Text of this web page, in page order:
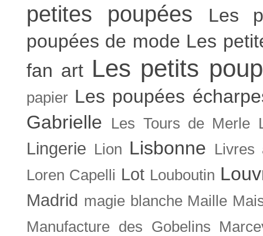
petites poupées
Les
poupées de mode Les
fan art Les petits
papier Les poupées
Gabrielle
Les Tours de Merle
Lingerie Lion Lisbonne
Livres
Loren Capelli Lot Louboutin
Madrid magie blanche Maille
Manufacture des Gobelins